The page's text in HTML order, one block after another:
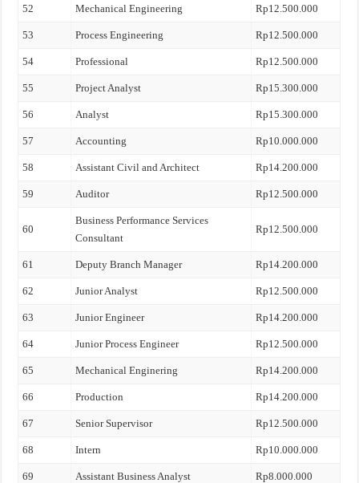
52 Mechanical Engineering Rp12.500.000
53 Process Engineering Rp12.500.000
54 Professional Rp12.500.000
55 Project Analyst Rp15.300.000
56 Analyst Rp15.300.000
57 Accounting Rp10.000.000
58 Assistant Civil and Architect Rp14.200.000
59 Auditor Rp12.500.000
60
Business Performance Services
Consultant
Rp12.500.000
61 Deputy Branch Manager Rp14.200.000
62 Junior Analyst Rp12.500.000
63 Junior Engineer Rp14.200.000
64 Junior Process Engineer Rp12.500.000
65 Mechanical Enginering Rp14.200.000
66 Production Rp14.200.000
67 Senior Supervisor Rp12.500.000
68 Intern Rp10.000.000
69 Assistant Business Analyst Rp8.000.000